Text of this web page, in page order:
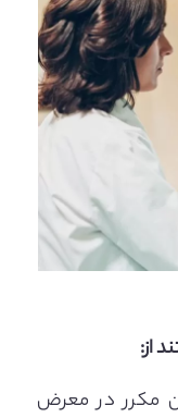
از:
مکرر در معرض